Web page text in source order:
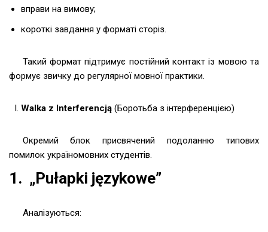
вправи на вимову;
короткі завдання у форматі сторіз.
Такий формат підтримує постійний контакт із мовою та
формує звичку до регулярної мовної практики.
Walka z Interferencją (Боротьба з інтерференцією)
Окремий блок присвячений подоланню типових
помилок україномовних студентів.
1. „Pułapki językowe”
Аналізуються: